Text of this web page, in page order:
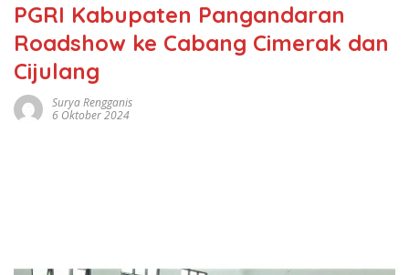
PGRI Kabupaten Pangandaran
Roadshow ke Cabang Cimerak dan
Cijulang
Surya Rengganis
6 Oktober 2024